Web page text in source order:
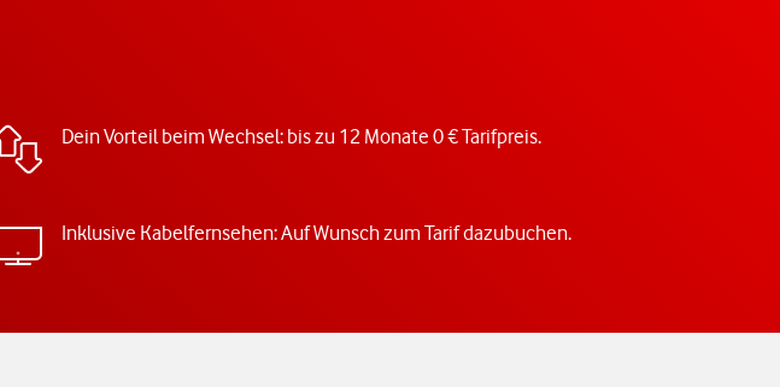
Dein Vorteil beim Wechsel: bis zu 12 Monate 0 € Tarifpreis.
Inklusive Kabelfernsehen: Auf Wunsch zum Tarif dazubuchen.